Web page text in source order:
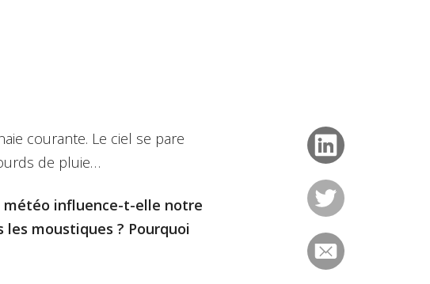
courante. Le ciel se pare
de pluie…
météo influence-t-elle notre
les moustiques ? Pourquoi